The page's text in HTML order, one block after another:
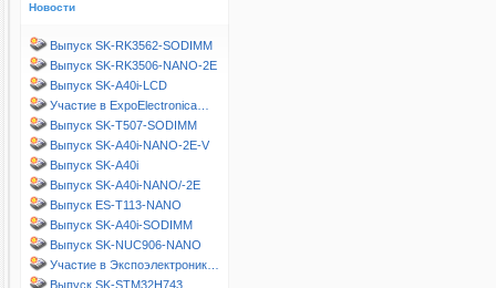
Новости
Выпуск SK-RK3562-SODIMM
Выпуск SK-RK3506-NANO-2E
Выпуск SK-A40i-LCD
Участие в ExpoElectronica…
Выпуск SK-T507-SODIMM
Выпуск SK-A40i-NANO-2E-V
Выпуск SK-A40i
Выпуск SK-A40i-NANO/-2E
Выпуск ES-T113-NANO
Выпуск SK-A40i-SODIMM
Выпуск SK-NUC906-NANO
Участие в Экспоэлектроник…
Выпуск SK-STM32H743